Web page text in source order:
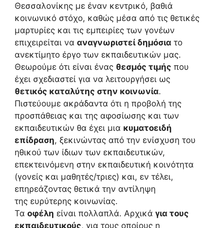
Θεσσαλονίκης με έναν κεντρικό, βαθιά
κοινωνικό στόχο, καθώς μέσα από τις θετικές
μαρτυρίες και τις εμπειρίες των γονέων
επιχειρείται να αναγνωριστεί δημόσια το
ανεκτίμητο έργο των εκπαιδευτικών μας.
Θεωρούμε ότι είναι ένας θεσμός τιμής που
έχει σχεδιαστεί για να λειτουργήσει ως
θετικός καταλύτης στην κοινωνία.
Πιστεύουμε ακράδαντα ότι η προβολή της
προσπάθειας και της αφοσίωσης και των
εκπαιδευτικών θα έχει μια κυματοειδή
επίδραση, ξεκινώντας από την ενίσχυση του
ηθικού των ίδιων των εκπαιδευτικών,
επεκτεινόμενη στην εκπαιδευτική κοινότητα
(γονείς και μαθητές/τριες) και, εν τέλει,
επηρεάζοντας θετικά την αντίληψη
της ευρύτερης κοινωνίας.
Τα οφέλη είναι πολλαπλά. Αρχικά για τους
εκπαιδευτικούς, για τους οποίους η